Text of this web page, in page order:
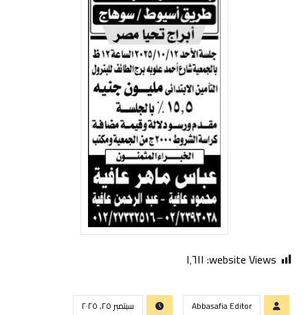
website Views: ١٬٦١١
Abbasafia Editor
سبتمبر ٢٥, ٢٠٢٥